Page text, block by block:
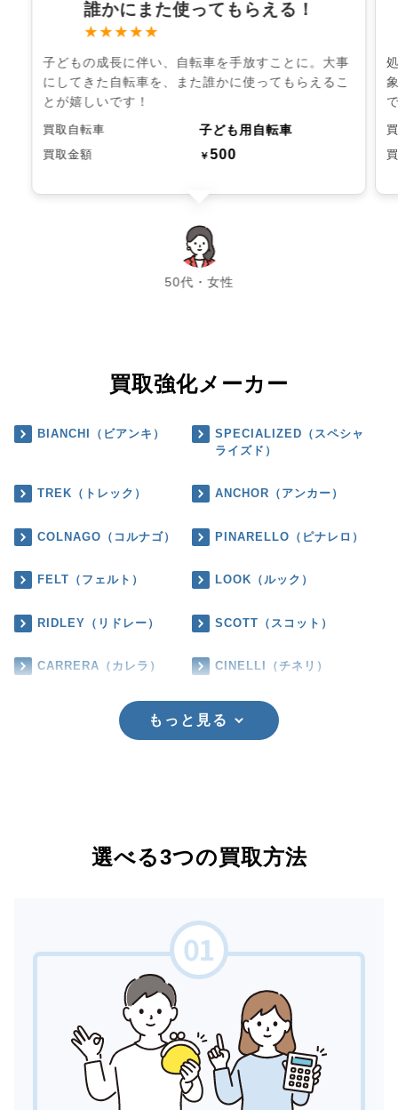
誰かにまた使ってもらえる！
★★★★★
子どもの成長に伴い、自転車を手放すことに。大事
にしてきた自転車を、また誰かに使ってもらえるこ
とが嬉しいです！
買取自転車 子ども用自転車
買取金額 ￥500
50代・女性
chevron_left chevron_right
買取強化メーカー
BIANCHI（ビアンキ）
SPECIALIZED（スペシャ
ライズド）
TREK（トレック） ANCHOR（アンカー）
COLNAGO（コルナゴ） PINARELLO（ピナレロ）
FELT（フェルト） LOOK（ルック）
RIDLEY（リドレー） SCOTT（スコット）
CARRERA（カレラ） CINELLI（チネリ）
もっと見る
選べる3つの買取方法